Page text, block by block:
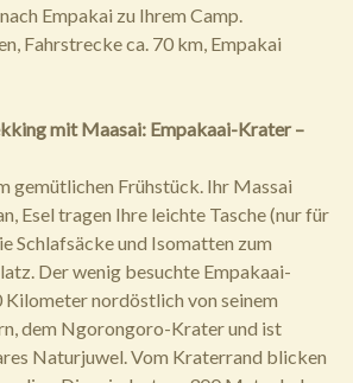
Empakai zu Ihrem Camp.
Fahrstrecke ca. 70 km, Empakai
mit Maasai: Empakaai-Krater –
gemütlichen Frühstück. Ihr Massai
Esel tragen Ihre leichte Tasche (nur für
Schlafsäcke und Isomatten zum
Der wenig besuchte Empakaai-
nordöstlich von seinem
dem Ngorongoro-Krater und ist
Naturjuwel. Vom Kraterrand blicken